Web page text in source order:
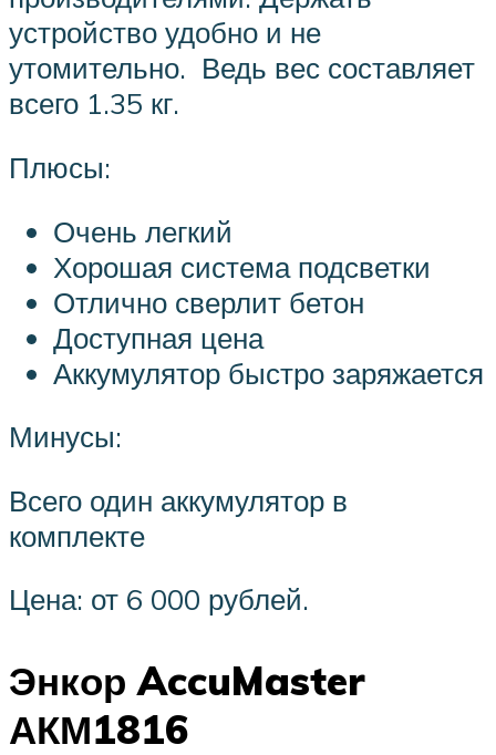
устройство удобно и не
утомительно. Ведь вес составляет
всего 1.35 кг.
Плюсы:
Очень легкий
Хорошая система подсветки
Отлично сверлит бетон
Доступная цена
Аккумулятор быстро заряжается
Минусы:
Всего один аккумулятор в
комплекте
Цена: от 6 000 рублей.
Энкор AccuMaster
АКМ1816